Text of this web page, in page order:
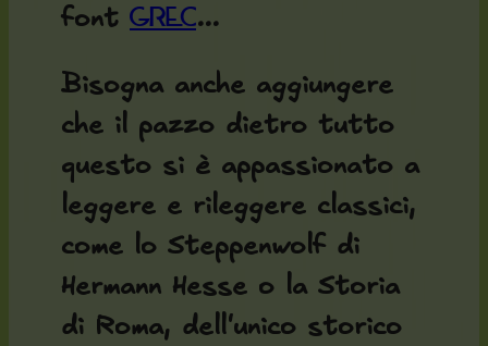
font GREC...
Bisogna anche aggiungere
che il pazzo dietro tutto
questo si è appassionato a
leggere e rileggere classici,
come lo Steppenwolf di
Hermann Hesse o la Storia
di Roma, dell'unico storico